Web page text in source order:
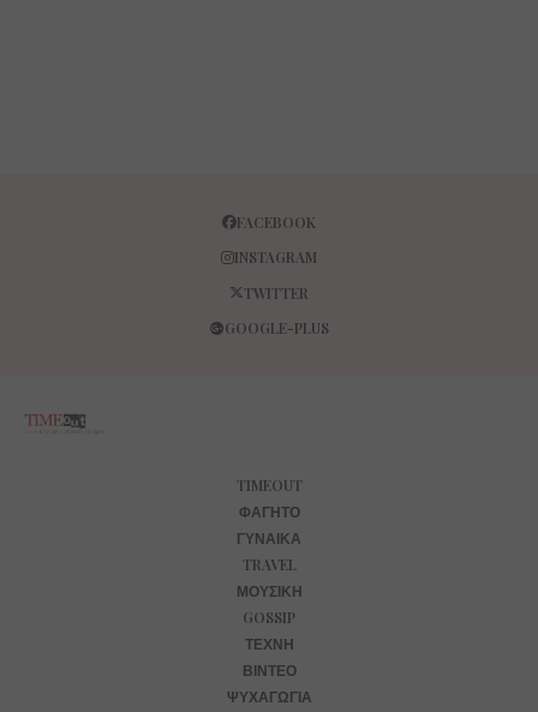
FACEBOOK
INSTAGRAM
TWITTER
GOOGLE-PLUS
TIMEOUT
ΦΑΓΗΤΌ
ΓΥΝΑΊΚΑ
TRAVEL
ΜΟΥΣΙΚΉ
GOSSIP
ΤΈΧΝΗ
ΒΊΝΤΕΟ
ΨΥΧΑΓΩΓΊΑ